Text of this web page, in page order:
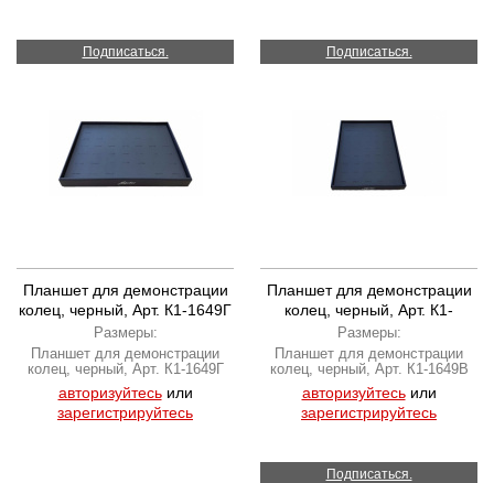
Подписаться.
Планшет для демонстрации
колец, черный, Арт. К1-1649Г
Размеры:
Планшет для демонстрации
колец, черный, Арт. К1-1649Г
авторизуйтесьили
зарегистрируйтесь
Подписаться.
Планшет для демонстрации
колец, черный, Арт. К1-
1649В, прорези под кольца
вертикальные 9 *5 рядов
Размеры:
Планшет для демонстрации
колец, черный, Арт. К1-1649В
авторизуйтесьили
зарегистрируйтесь
Подписаться.